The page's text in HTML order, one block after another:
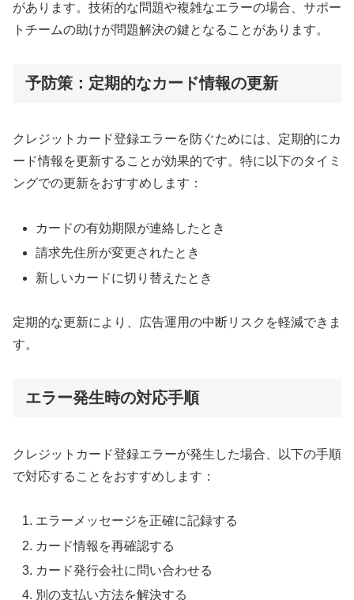
があります。技術的な問題や複雑なエラーの場合、サポー
トチームの助けが問題解決の鍵となることがあります。
予防策：定期的なカード情報の更新
クレジットカード登録エラーを防ぐためには、定期的にカ
ード情報を更新することが効果的です。特に以下のタイミ
ングでの更新をおすすめします：
カードの有効期限が連絡したとき
請求先住所が変更されたとき
新しいカードに切り替えたとき
定期的な更新により、広告運用の中断リスクを軽減できま
す。
エラー発生時の対応手順
クレジットカード登録エラーが発生した場合、以下の手順
で対応することをおすすめします：
エラーメッセージを正確に記録する
カード情報を再確認する
カード発行会社に問い合わせる
別の支払い方法を解決する